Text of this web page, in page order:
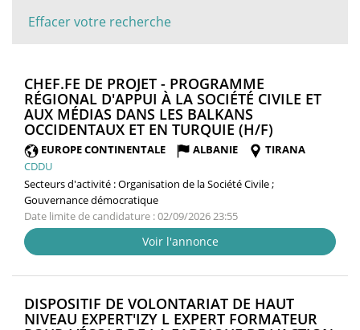
Effacer votre recherche
CHEF.FE DE PROJET - PROGRAMME
RÉGIONAL D'APPUI À LA SOCIÉTÉ CIVILE ET
AUX MÉDIAS DANS LES BALKANS
OCCIDENTAUX ET EN TURQUIE (H/F)
FENÊTRE)
EUROPE CONTINENTALE ALBANIE
TIRANA
CDDU
Secteurs d'activité :Organisation de la Société Civile ;
Gouvernance démocratique
Date limite de candidature : 02/09/2026 23:55
Voir l'annonce
DISPOSITIF DE VOLONTARIAT DE HAUT
NIVEAU EXPERT'IZY L EXPERT FORMATEUR